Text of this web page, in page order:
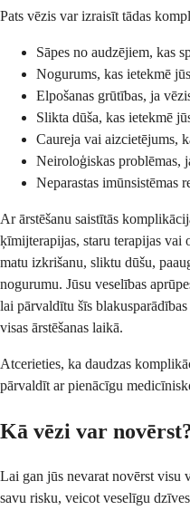
Pats vēzis var izraisīt tādas
Sāpes no audzējiem, kas
Nogurums, kas ietekmē
Elpošanas grūtības, ja
Slikta dūša, kas ietekmē
Caureja vai aizcietējums,
Neiroloģiskas problēmas,
Neparastas imūnsistēmas
Ar ārstēšanu saistītās
ķīmijterapijas, staru terapijas vai
matu izkrišanu, sliktu dūšu,
nogurumu. Jūsu veselības
lai pārvaldītu šīs
visas ārstēšanas laikā.
Atcerieties, ka daudzas
pārvaldīt ar pienācīgu
Kā vēzi var
Lai gan jūs nevarat novērst visu
savu risku, veicot veselīgu